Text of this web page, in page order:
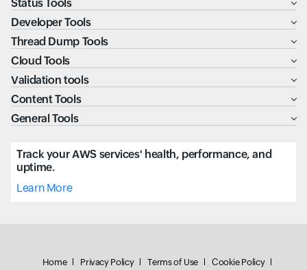
Status Tools
Developer Tools
Thread Dump Tools
Cloud Tools
Validation tools
Content Tools
General Tools
Track your AWS services' health, performance, and
uptime.
Learn More
Home Privacy Policy Terms of Use Cookie Policy